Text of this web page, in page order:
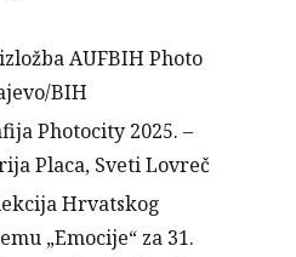
AUFBIH Photo
BIH
Photocity 2025. –
Placa, Sveti Lovreč
Hrvatskog
„Emocije“ za 31.